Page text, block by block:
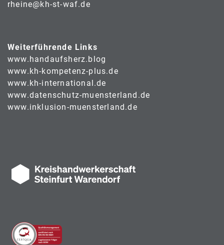
rheine@kh-st-waf.de
Weiterführende Links
www.handaufsherz.blog
www.kh-kompetenz-plus.de
www.kh-international.de
www.datenschutz-muensterland.de
www.inklusion-muensterland.de